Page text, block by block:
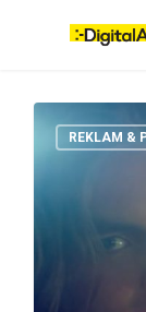
REKLAM &